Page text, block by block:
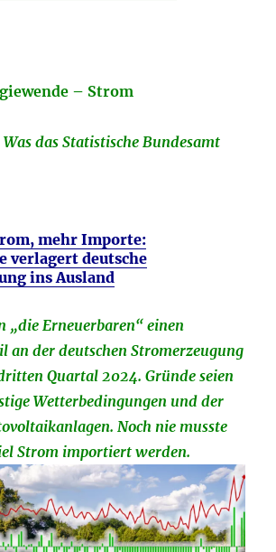
– Strom
Was das Statistische Bundesamt
mehr Importe:
verlagert deutsche
ins Ausland
„die Erneuerbaren“ einen
an der deutschen Stromerzeugung
Quartal 2024. Gründe seien
Wetterbedingungen und der
Noch nie musste
Strom importiert werden.